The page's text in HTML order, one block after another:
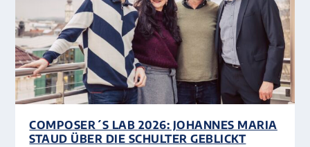
COMPOSER´S LAB 2026: JOHANNES MARIA
STAUD ÜBER DIE SCHULTER GEBLICKT